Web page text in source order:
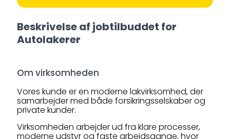
Beskrivelse af jobtilbuddet for
Autolakerer
Om virksomheden
Vores kunde er en moderne lakvirksomhed, der
samarbejder med både forsikringsselskaber og
private kunder.
Virksomheden arbejder ud fra klare processer,
moderne udstyr og faste arbejdsgange, hvor